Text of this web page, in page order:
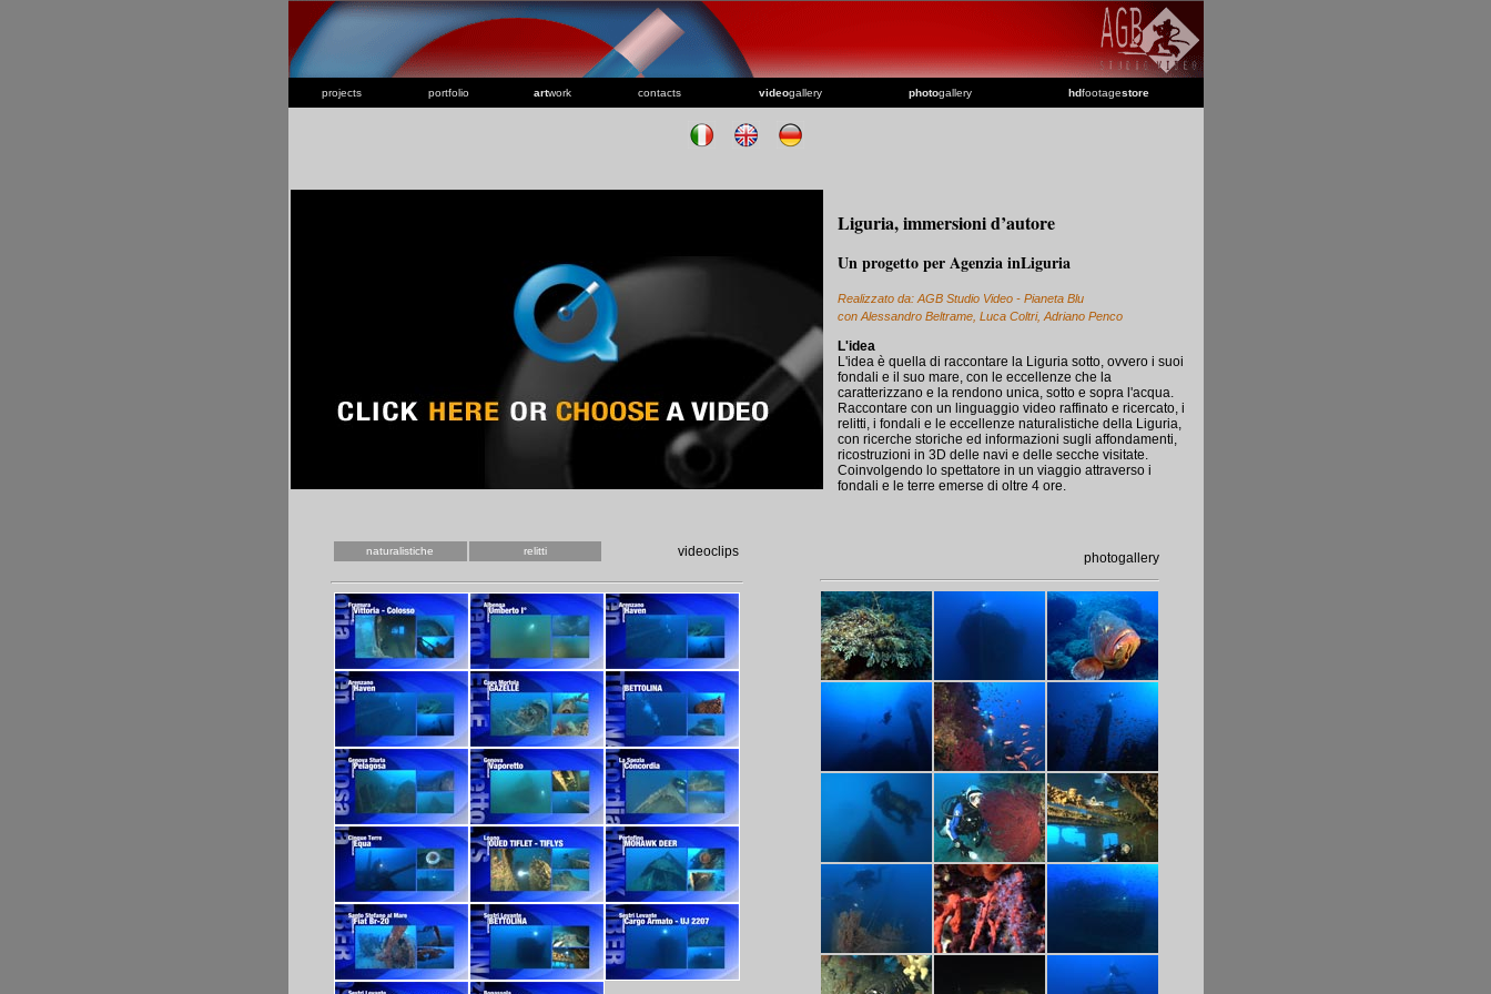
projects portfolio artwork contacts videogallery photogallery hdfootagestore
Liguria, immersioni d’autore
Un progetto per Agenzia inLiguria
Realizzato da: AGB Studio Video - Pianeta Blu
con Alessandro Beltrame, Luca Coltri, Adriano Penco
L'idea
L'idea è quella di raccontare la Liguria sotto, ovvero i suoi
fondali e il suo mare, con le eccellenze che la
caratterizzano e la rendono unica, sotto e sopra l'acqua.
Raccontare con un linguaggio video raffinato e ricercato, i
relitti, i fondali e le eccellenze naturalistiche della Liguria,
con ricerche storiche ed informazioni sugli affondamenti,
ricostruzioni in 3D delle navi e delle secche visitate.
Coinvolgendo lo spettatore in un viaggio attraverso i
fondali e le terre emerse di oltre 4 ore.
(www.liguriadiving.it) dove oltre ai video saranno presenti
le promozioni aggiornate e i pacchetti con convenzioni dei
diving.
La serie
Immersioni d'autore - La Liguria dei relitti
Immersioni d'autore - La Liguria dei parchi marini e delle
eccellenze naturalistiche
La fruibilità
La produzione è totalmente (menù e video) in 3 lingue:
italiano, inglese e tedesco.
Il linguaggio narrativo
La chiave di visione è "istruzioni per l'uso" e video
d'autore.
“ricerca approfondita, sinossi ricercate, fotografia curata e
qualitativa, insieme con alta fruibilità e utilizzo a 360° del
DVD”
Uno strumento efficace per operatori turistici, diving,
albergatori, enti, utilizzabile nella grande distribuzione
editoriale, in televisione, nelle fiere, negli info point, negli
appuntamenti dove si parla di turismo.
La parte documentaristica d'autore, rende il prodotto
appetibile alla visione anche ai non addetti ai lavori, di
conseguenza alla distribuzione capillare; la sezione
informativa lo rende un mezzo usabile sul campo a tutti i
naturalistiche relitti videoclips photogallery